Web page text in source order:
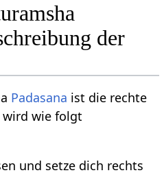
der
Padasana ist die rechte
wie folgt
und setze dich rechts